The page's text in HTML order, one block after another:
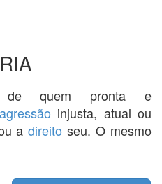
de quem pronta e
agressão injusta, atual ou
adireito seu. O mesmo